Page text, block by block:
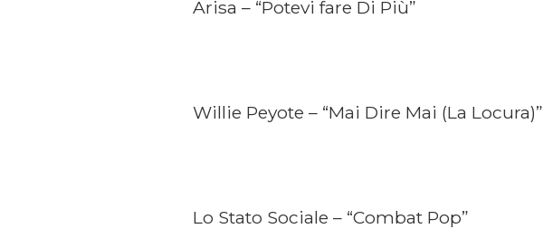
Arisa – “Potevi fare Di Più”
Willie Peyote – “Mai Dire Mai (La Locura)”
Lo Stato Sociale – “Combat Pop”